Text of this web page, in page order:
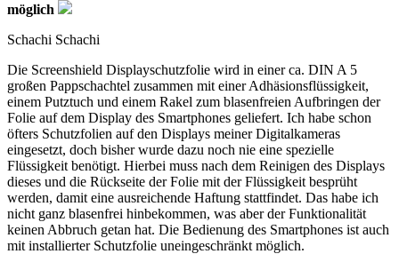
möglich
Schachi Schachi
Die Screenshield Displayschutzfolie wird in einer ca. DIN A 5
großen Pappschachtel zusammen mit einer Adhäsionsflüssigkeit,
einem Putztuch und einem Rakel zum blasenfreien Aufbringen der
Folie auf dem Display des Smartphones geliefert. Ich habe schon
öfters Schutzfolien auf den Displays meiner Digitalkameras
eingesetzt, doch bisher wurde dazu noch nie eine spezielle
Flüssigkeit benötigt. Hierbei muss nach dem Reinigen des Displays
dieses und die Rückseite der Folie mit der Flüssigkeit besprüht
werden, damit eine ausreichende Haftung stattfindet. Das habe ich
nicht ganz blasenfrei hinbekommen, was aber der Funktionalität
keinen Abbruch getan hat. Die Bedienung des Smartphones ist auch
mit installierter Schutzfolie uneingeschränkt möglich.